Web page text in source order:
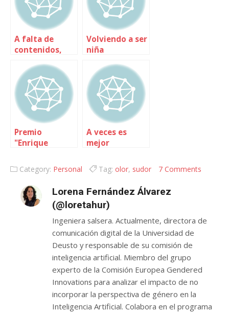
A falta de
contenidos,
entrevistas
Volviendo a ser
niña
Premio
"Enrique
mejor blog
político
A veces es
mejor
lengua
Category: Personal Tag: olor, sudor 7 Comments
Lorena Fernández Álvarez
(@loretahur)
Ingeniera salsera. Actualmente, directora de
comunicación digital de la Universidad de
Deusto y responsable de su comisión de
inteligencia artificial. Miembro del grupo
experto de la Comisión Europea Gendered
Innovations para analizar el impacto de no
incorporar la perspectiva de género en la
Inteligencia Artificial. Colabora en el programa